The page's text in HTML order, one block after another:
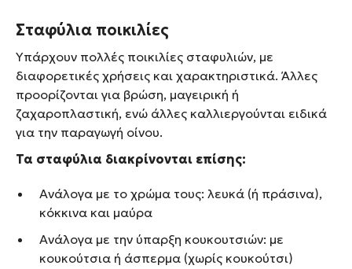
Σταφύλια ποικιλίες
Υπάρχουν πολλές ποικιλίες σταφυλιών, με
διαφορετικές χρήσεις και χαρακτηριστικά. Άλλες
προορίζονται για βρώση, μαγειρική ή
ζαχαροπλαστική, ενώ άλλες καλλιεργούνται ειδικά
για την παραγωγή οίνου.
Τα σταφύλια διακρίνονται επίσης:
Ανάλογα με το χρώμα τους: λευκά (ή πράσινα),
κόκκινα και μαύρα
Ανάλογα με την ύπαρξη κουκουτσιών: με
κουκούτσια ή άσπερμα (χωρίς κουκούτσι)